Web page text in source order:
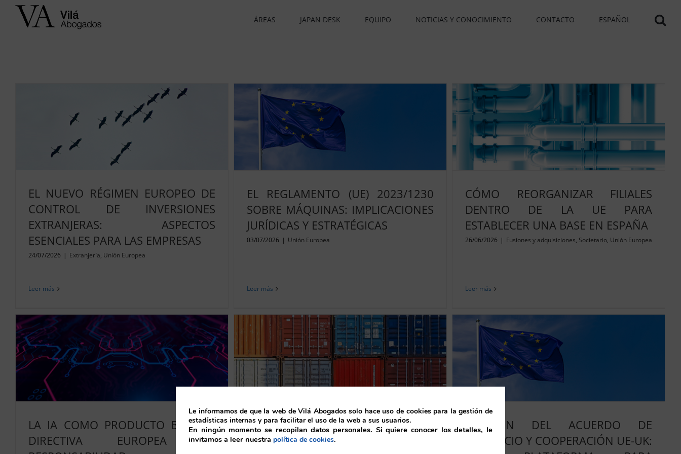
Saltar
ÁREAS JAPAN DESK EQUIPO NOTICIAS Y CONOCIMIENTO CONTACTO ESPAÑOL
EL NUEVO RÉGIMEN EUROPEO DE
CONTROL DE INVERSIONES
EXTRANJERAS: ASPECTOS
ESENCIALES PARA LAS EMPRESAS
24/07/2026 | Extranjería, Unión Europea
Leer más
EL REGLAMENTO (UE) 2023/1230
SOBRE MÁQUINAS: IMPLICACIONES
JURÍDICAS Y ESTRATÉGICAS
03/07/2026 | Unión Europea
Leer más
CÓMO REORGANIZAR FILIALES
DENTRO DE LA UE PARA
ESTABLECER UNA BASE EN ESPAÑA
26/06/2026 | Fusiones y adquisiciones, Societario, Unión Europea
Leer más
LA IA COMO PRODUCTO BAJO LA
DIRECTIVA EUROPEA DE
LA NUEVA DIRECTIVA EUROPEA
SOBRE RESPONSABILIDAD POR
REVISIÓN DEL ACUERDO DE
COMERCIO Y COOPERACIÓN UE-UK:
Le informamos de que la web de Vilá Abogados solo hace uso de cookies para la gestión de
estadísticas internas y para facilitar el uso de la web a sus usuarios.
En ningún momento se recopilan datos personales. Si quiere conocer los detalles, le
invitamos a leer nuestra política de cookies.